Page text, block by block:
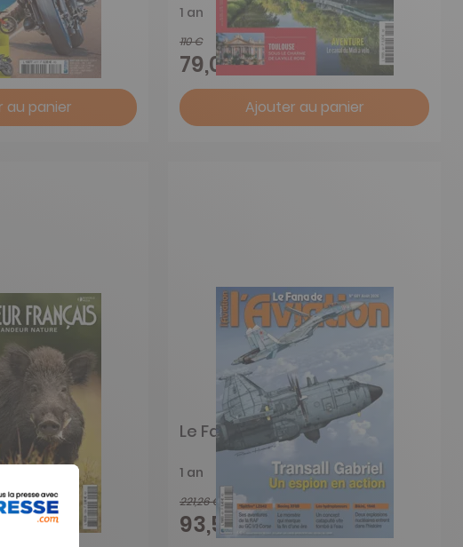
-60%
au panier
1 an
110 €
79,05 € -28%
Ajouter au panier
-21%
Le Fana de l'Aviation
1 an
221,26 €
93,50 € -58%